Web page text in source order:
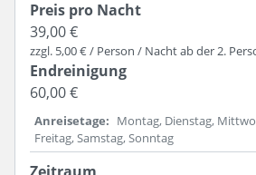
39,00 €
zzgl. 5,00 € / Person / Nacht ab der 2.
60,00 €
Anreisetage
Montag, Dienstag,
Freitag, Samstag, Sonntag